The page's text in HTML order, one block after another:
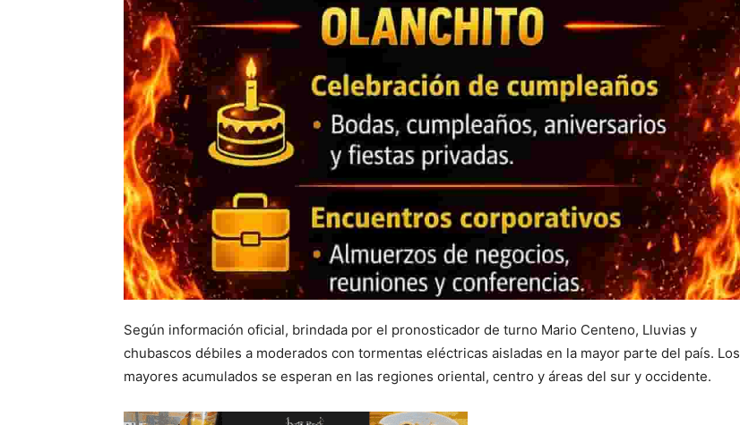
Según información oficial, brindada por el pronosticador de turno Mario Centeno, Lluvias y
chubascos débiles a moderados con tormentas eléctricas aisladas en la mayor parte del país. Los
mayores acumulados se esperan en las regiones oriental, centro y áreas del sur y occidente.